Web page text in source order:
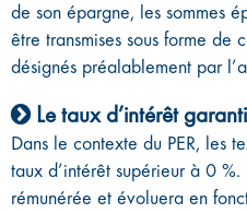
de son épargne, les sommes
être transmises sous forme de
désignés préalablement par
Le taux d’intérêt garanti
Dans le contexte du PER, les
taux d’intérêt supérieur à 0
rémunérée et évoluera en